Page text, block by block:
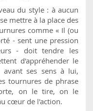
du style : à aucun
mettre à la place des
comme « Il (ou
- sent une pression
- doit tendre les
d'appréhender le
ses sens à lui,
tournures de phrase
on le tire, on le
cœur de l'action.